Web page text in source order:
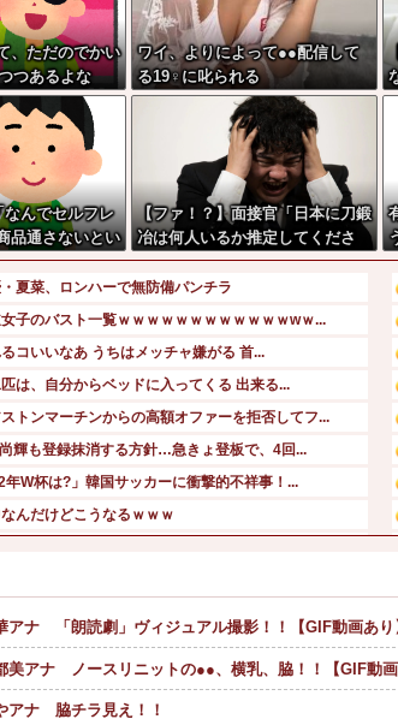
、ただのでかい
つあるよな
ワイ、よりによって●●配信して
る19♀に叱られる
んでセルフレ
品通さないとい
【ファ！？】面接官「日本に刀鍛
冶は何人いるか推定してくださ
い」 俺「188人です」 面接官
「どういう風に考えましたか？」
いかない！！！！！
・夏菜、ロンハーで無防備パンチラ
女子のバスト一覧ｗｗｗｗｗｗｗｗｗｗｗｗwｗ...
コいいなあ うちはメッチャ嫌がる 首...
は、自分からベッドに入ってくる 出来る...
トンマーチンからの高額オファーを拒否してフ...
輝も登録抹消する方針…急きょ登板で、4回...
年W杯は?」韓国サッカーに衝撃的不祥事！...
んだけどこうなるｗｗｗ
んの魅力を語りたい
出た仙台育英の野球部JKマネージャー、ガ...
アナ 「朗読劇」ヴィジュアル撮影！！【GIF動画あり
美アナ ノースリニットの●●、横乳、脇！！【GIF動
アナ 脇チラ見え！！